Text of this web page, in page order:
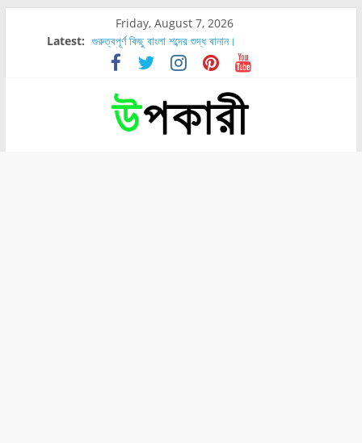
Friday, August 7, 2026
Latest: গুরুত্বপূর্ণ কিছু বাংলা শব্দের শুদ্ধ বানান।
শরীরের কোন অংশে বেডসোর বেশি হয়?
নাসাল টিউব কতদিন রাখা যায়?
রোগীর পিঠ, কোমর এবং পায়ে বেডসোর দেখা গেলে করণীয় কি?
পার্সিমন ফলের স্বাস্থ্য ও পুষ্টি উপকারিতা।